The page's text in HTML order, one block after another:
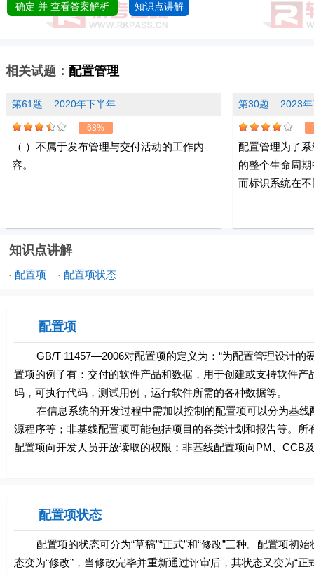
确定 并 查看答案解析 知识点讲解
相关试题： 配置管理
第61题 2020年下半年
68%
（ ）不属于发布管理与交付活动的工作内
容。
第30题 2023
配置管理为了
的整个生命周
而标识系统在
知识点讲解
· 配置项 · 配置项状态
配置项
GB/T 11457—2006对配置项的定义为：“为配置管理设计的
置项的例子有：交付的软件产品和数据，用于创建或支持软件
码，可执行代码，测试用例，运行软件所需的各种数据等。
在信息系统的开发过程中需加以控制的配置项可以分为基线
源程序等；非基线配置项可能包括项目的各类计划和报告等。
配置项向开发人员开放读取的权限；非基线配置项向PM、CCB
配置项状态
配置项的状态可分为“草稿”“正式”和“修改”三种。配置项初始
态变为“修改”，当修改完毕并重新通过评审后，其状态又变为“正